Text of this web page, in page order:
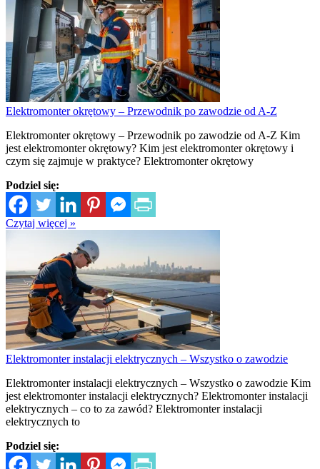
Elektromonter okrętowy – Przewodnik po zawodzie od A-Z
Elektromonter okrętowy – Przewodnik po zawodzie od A-Z Kim
jest elektromonter okrętowy? Kim jest elektromonter okrętowy i
czym się zajmuje w praktyce? Elektromonter okrętowy
Podziel się:
Czytaj więcej »
Elektromonter instalacji elektrycznych – Wszystko o zawodzie
Elektromonter instalacji elektrycznych – Wszystko o zawodzie Kim
jest elektromonter instalacji elektrycznych? Elektromonter instalacji
elektrycznych – co to za zawód? Elektromonter instalacji
elektrycznych to
Podziel się: